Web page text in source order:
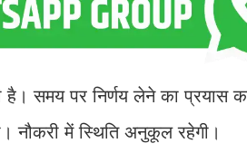
समय पर निर्णय लेने का प्रयास
नौकरी में स्थिति अनुकूल रहेगी।